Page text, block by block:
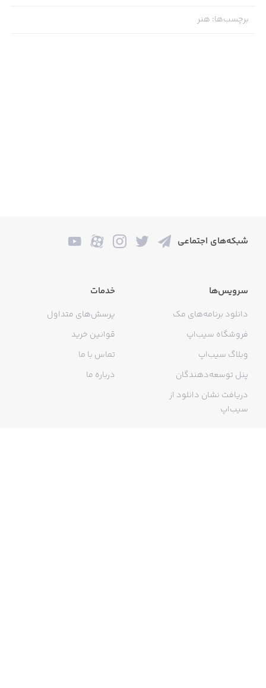
برچسب‌ها: هنر
شبکه‌های اجتماعی
سرویس‌ها
دانلود برنامه‌های مک
فروشگاه سیب‌اپ
وبلاگ سیب‌اپ
پنل توسعه‌دهندگان
دریافت نشان دانلود از
سیب‌اپ
خدمات
پرسش‌های متداول
قوانین خرید
تماس با ما
درباره ما